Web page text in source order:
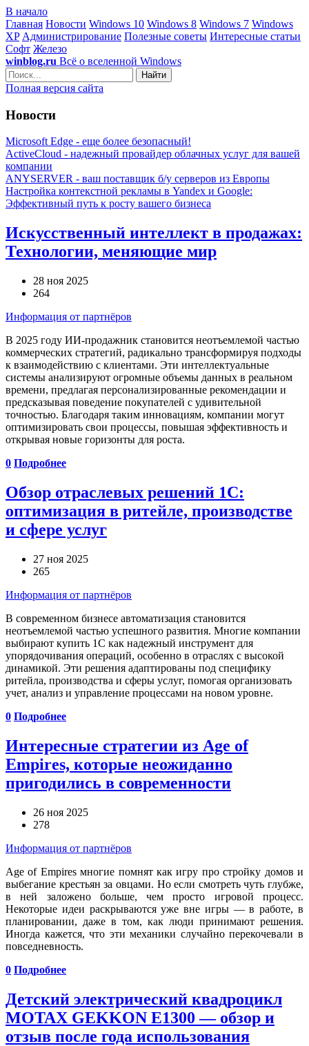
В начало
Главная Новости Windows 10 Windows 8 Windows 7 Windows
XP Администрирование Полезные советы Интересные статьи
Софт Железо
winblog.ru Всё о вселенной Windows
Найти
Полная версия сайта
Новости
Microsoft Edge - еще более безопасный!
ActiveCloud - надежный провайдер облачных услуг для вашей
компании
ANYSERVER - ваш поставщик б/у серверов из Европы
Настройка контекстной рекламы в Yandex и Google:
Эффективный путь к росту вашего бизнеса
Искусственный интеллект в продажах:
Технологии, меняющие мир
28 ноя 2025
264
Информация от партнёров
В 2025 году ИИ-продажник становится неотъемлемой частью
коммерческих стратегий, радикально трансформируя подходы
к взаимодействию с клиентами. Эти интеллектуальные
системы анализируют огромные объемы данных в реальном
времени, предлагая персонализированные рекомендации и
предсказывая поведение покупателей с удивительной
точностью. Благодаря таким инновациям, компании могут
оптимизировать свои процессы, повышая эффективность и
открывая новые горизонты для роста.
0 Подробнее
Обзор отраслевых решений 1С:
оптимизация в ритейле, производстве
и сфере услуг
27 ноя 2025
265
Информация от партнёров
В современном бизнесе автоматизация становится
неотъемлемой частью успешного развития. Многие компании
выбирают купить 1С как надежный инструмент для
упорядочивания операций, особенно в отраслях с высокой
динамикой. Эти решения адаптированы под специфику
ритейла, производства и сферы услуг, помогая организовать
учет, анализ и управление процессами на новом уровне.
0 Подробнее
Интересные стратегии из Age of
Empires, которые неожиданно
пригодились в современности
26 ноя 2025
278
Информация от партнёров
Age of Empires многие помнят как игру про стройку домов и
выбегание крестьян за овцами. Но если смотреть чуть глубже,
в ней заложено больше, чем просто игровой процесс.
Некоторые идеи раскрываются уже вне игры — в работе, в
планировании, даже в том, как люди принимают решения.
Иногда кажется, что эти механики случайно перекочевали в
повседневность.
0 Подробнее
Детский электрический квадроцикл
MOTAX GEKKON E1300 — обзор и
отзыв после года использования